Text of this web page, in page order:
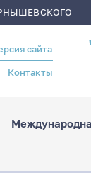
сайта
Контакты